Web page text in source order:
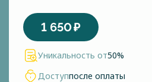
1 650₽
Уникальность от50%
Доступпосле оплаты